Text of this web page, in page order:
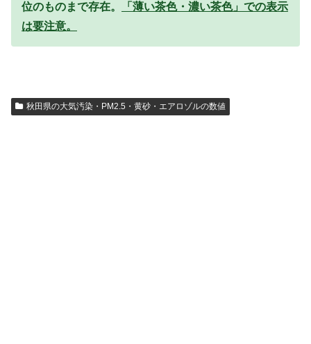
位のものまで存在。
「薄い茶色・濃い茶色」での表示
は要注意。
秋田県の大気汚染・PM2.5・黄砂・エアロゾルの数値